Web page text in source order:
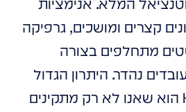
המלא. אנימציות
קצרים ומושכים, גרפיקה
מתחלפים בצורה
נהדר. היתרון הגדול
שלנו ב-HOLOWAVE הוא שאנו לא רק מתקינים